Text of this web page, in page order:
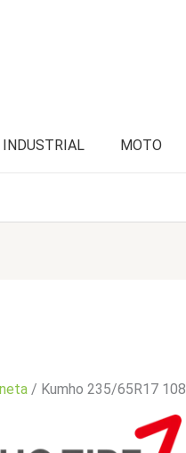
INDUSTRIAL MOTO
/ Kumho 235/65R17